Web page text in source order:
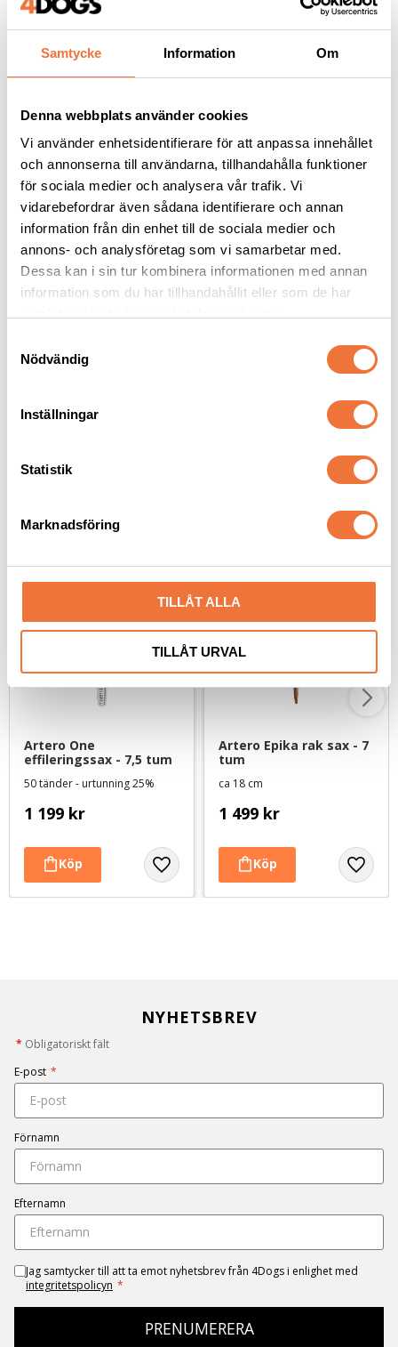
Samtycke Information Om
Denna webbplats använder cookies
Vi använder enhetsidentifierare för att anpassa innehållet
och annonserna till användarna, tillhandahålla funktioner
för sociala medier och analysera vår trafik. Vi
vidarebefordrar även sådana identifierare och annan
information från din enhet till de sociala medier och
annons- och analysföretag som vi samarbetar med.
Dessa kan i sin tur kombinera informationen med annan
information som du har tillhandahållit eller som de har
Nödvändig
Inställningar
Statistik
Marknadsföring
TILLÅT ALLA
TILLÅT URVAL
Längd 45 cm, bredd 1,5 cm
Senaste besökta produkter
Artero One
effileringssax - 7,5 tum
50 tänder - urtunning 25%
1 199 kr
Artero Epika rak sax - 7
tum
ca 18 cm
1 499 kr
NYHETSBREV
* Obligatoriskt fält
E-post *
Förnamn
Efternamn
Jag samtycker till att ta emot nyhetsbrev från 4Dogs i enlighet med
integritetspolicyn *
PRENUMERERA